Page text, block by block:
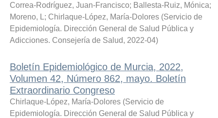
Correa-Rodríguez, Juan-Francisco; Ballesta-Ruiz, Mónica;
Moreno, L; Chirlaque-López, María-Dolores (Servicio de
Epidemiología. Dirección General de Salud Pública y
Adicciones. Consejería de Salud, 2022-04)
Boletín Epidemiológico de Murcia, 2022,
Volumen 42, Número 862, mayo. Boletín
Extraordinario Congreso
Chirlaque-López, María-Dolores (Servicio de
Epidemiología. Dirección General de Salud Pública y